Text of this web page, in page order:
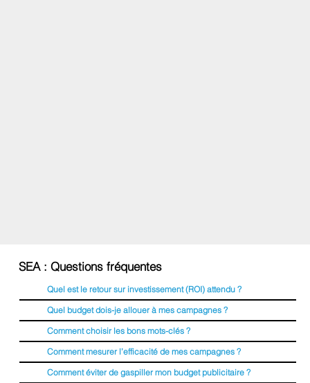
SEA : Questions fréquentes
Quel est le retour sur investissement (ROI) attendu ?
Quel budget dois-je allouer à mes campagnes ?
Comment choisir les bons mots-clés ?
Comment mesurer l’efficacité de mes campagnes ?
Comment éviter de gaspiller mon budget publicitaire ?